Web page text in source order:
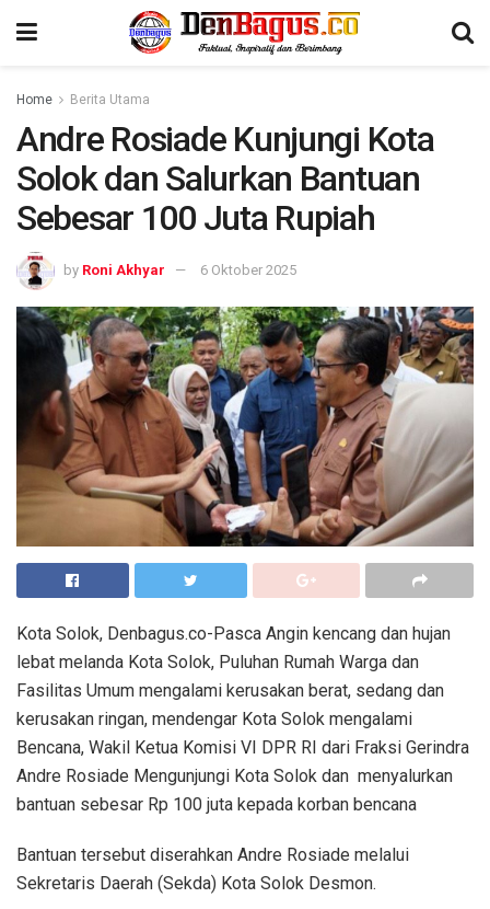
Home Berita Utama
Andre Rosiade Kunjungi Kota
Solok dan Salurkan Bantuan
Sebesar 100 Juta Rupiah
by Roni Akhyar 6 Oktober 2025
Kota Solok, Denbagus.co-Pasca Angin kencang dan hujan
lebat melanda Kota Solok, Puluhan Rumah Warga dan
Fasilitas Umum mengalami kerusakan berat, sedang dan
kerusakan ringan, mendengar Kota Solok mengalami
Bencana, Wakil Ketua Komisi VI DPR RI dari Fraksi Gerindra
Andre Rosiade Mengunjungi Kota Solok dan menyalurkan
bantuan sebesar Rp 100 juta kepada korban bencana
Bantuan tersebut diserahkan Andre Rosiade melalui
Sekretaris Daerah (Sekda) Kota Solok Desmon.